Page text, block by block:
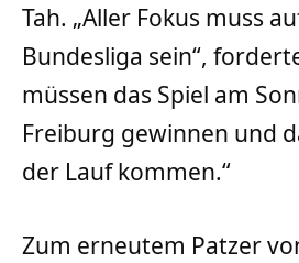
Tah. „Aller Fokus muss
Bundesliga sein“,
müssen das Spiel am
Freiburg gewinnen und
der Lauf kommen.“
Zum erneutem Patzer